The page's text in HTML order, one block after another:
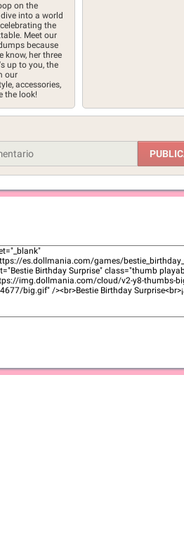
on the
into a world
the
Meet our
because
know, her three
up to you, the
our
accessories,
the look!